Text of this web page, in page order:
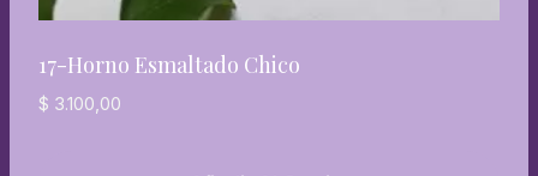
17-Horno Esmaltado Chico
$ 3.100,00